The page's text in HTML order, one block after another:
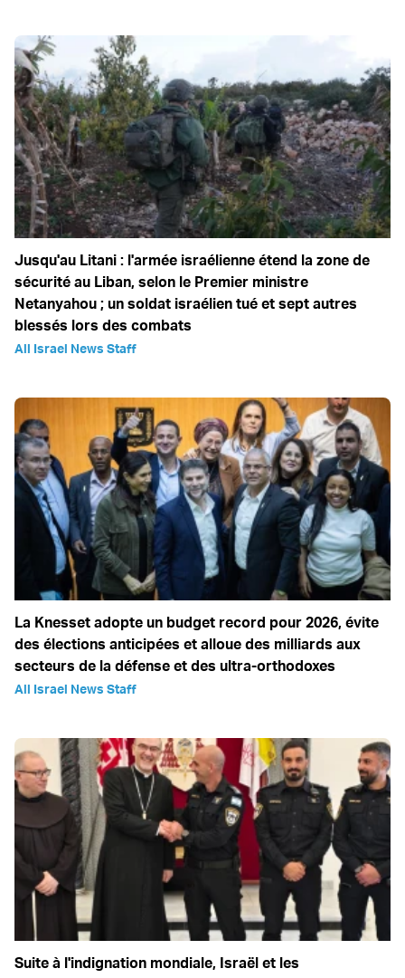
Jusqu'au Litani : l'armée israélienne étend la zone de
sécurité au Liban, selon le Premier ministre
Netanyahou ; un soldat israélien tué et sept autres
blessés lors des combats
All Israel News Staff
La Knesset adopte un budget record pour 2026, évite
des élections anticipées et alloue des milliards aux
secteurs de la défense et des ultra-orthodoxes
All Israel News Staff
Suite à l'indignation mondiale, Israël et les